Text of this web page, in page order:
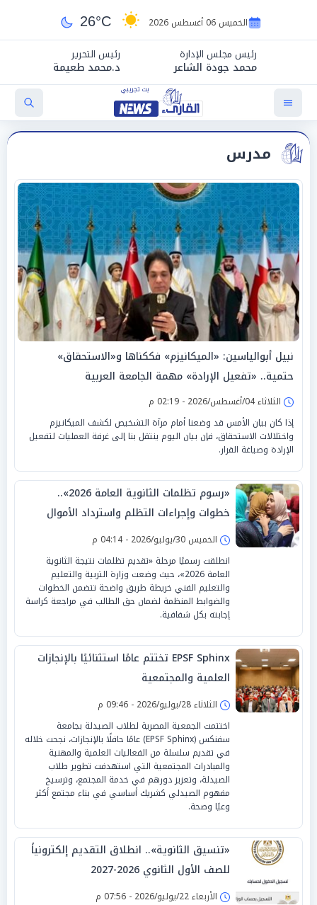
الخميس 06 أغسطس 2026 26°C
رئيس مجلس الإدارة
محمد جودة الشاعر
رئيس التحرير
د.محمد طعيمة
مدرس
نبيل أبوالياسين: «الميكانيزم» فككناها و«الاستحقاق»
حتمية.. «تفعيل الإرادة» مهمة الجامعة العربية
الثلاثاء 04/أغسطس/2026 - 02:19 م
إذا كان بيان الأمس قد وضعنا أمام مرآة التشخيص لكشف الميكانيزم
واختلالات الاستحقاق، فإن بيان اليوم ينتقل بنا إلى غرفة العمليات لتفعيل
الإرادة وصياغة القرار.
«رسوم تظلمات الثانوية العامة 2026»..
خطوات وإجراءات التظلم واسترداد الأموال
الخميس 30/يوليو/2026 - 04:14 م
انطلقت رسميًا مرحلة «تقديم تظلمات نتيجة الثانوية
العامة 2026»، حيث وضعت وزارة التربية والتعليم
والتعليم الفني خريطة طريق واضحة تتضمن الخطوات
والضوابط المنظمة لضمان حق الطالب في مراجعة كراسة
إجابته بكل شفافية.
EPSF Sphinx تختتم عامًا استثنائيًا بالإنجازات
العلمية والمجتمعية
الثلاثاء 28/يوليو/2026 - 09:46 م
اختتمت الجمعية المصرية لطلاب الصيدلة بجامعة
سفنكس (EPSF Sphinx) عامًا حافلًا بالإنجازات، نجحت خلاله
في تقديم سلسلة من الفعاليات العلمية والمهنية
والمبادرات المجتمعية التي استهدفت تطوير طلاب
الصيدلة، وتعزيز دورهم في خدمة المجتمع، وترسيخ
مفهوم الصيدلي كشريك أساسي في بناء مجتمع أكثر
وعيًا وصحة.
«تنسيق الثانوية».. انطلاق التقديم إلكترونياً
للصف الأول الثانوي 2026-2027
الأربعاء 22/يوليو/2026 - 07:56 م